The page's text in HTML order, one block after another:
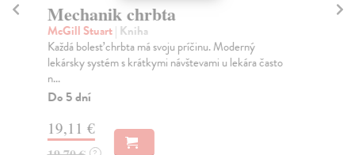
Mechanik chrbta
McGill Stuart| Kniha
Každá bolesť chrbta má svoju príčinu. Moderný
lekársky systém s krátkymi návštevami u lekára často
n...
Do 5 dní
19,11 €